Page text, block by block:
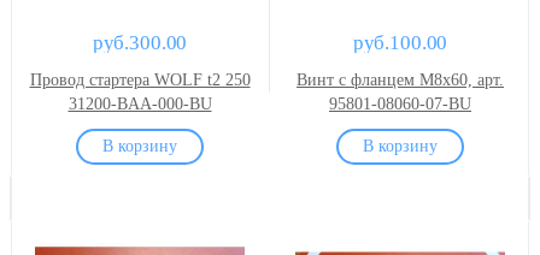
руб.300.00
Провод стартера WOLF t2 250
31200-BAA-000-BU
руб.100.00
Винт с фланцем M8x60, арт.
95801-08060-07-BU